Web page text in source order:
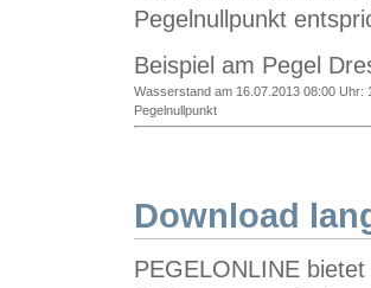
Pegelnullpunkt
Beispiel am Pegel
Wasserstand am 16.07.2013 08:00 Uhr:
Pegelnullpunkt
Download
PEGELONLINE